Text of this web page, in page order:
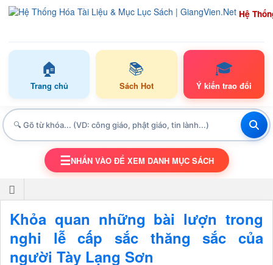
Hệ
🏠
Trang chủ
📚
Sách Hot
🎓
Ý kiến trao đổi
TOGGLE NAVIGATION
☰NHẤN VÀO ĐỂ XEM DANH MỤC SÁCH
Khỏa quan những bài lượn trong
nghi lễ cấp sắc thăng sắc của
người Tày Lạng Sơn